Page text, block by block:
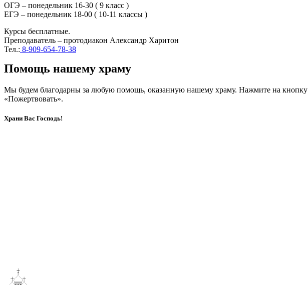
ОГЭ – понедельник 16-30 ( 9 класс )
ЕГЭ – понедельник 18-00 ( 10-11 классы )
Курсы бесплатные.
Преподаватель – протодиакон Александр Харитон
Тел.: 8-909-654-78-38
Помощь нашему храму
Мы будем благодарны за любую помощь, оказанную нашему храму. Нажмите на кнопку
«Пожертвовать».
Храни Вас Господь!